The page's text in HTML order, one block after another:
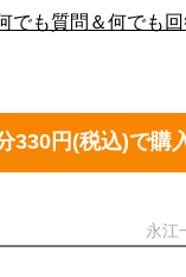
でも質問＆何でも
330円(税込)で購
永江